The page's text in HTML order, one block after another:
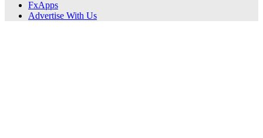
FxApps
Advertise With Us